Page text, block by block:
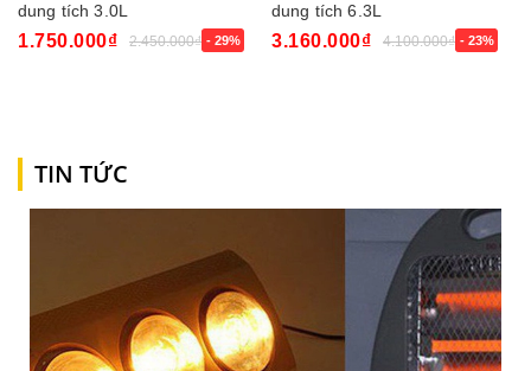
dung tích 3.0L
1.750.000₫ 2.450.000₫ - 29%
dung tích 6.3L
3.160.000₫ 4.100.000₫ - 23%
TIN TỨC